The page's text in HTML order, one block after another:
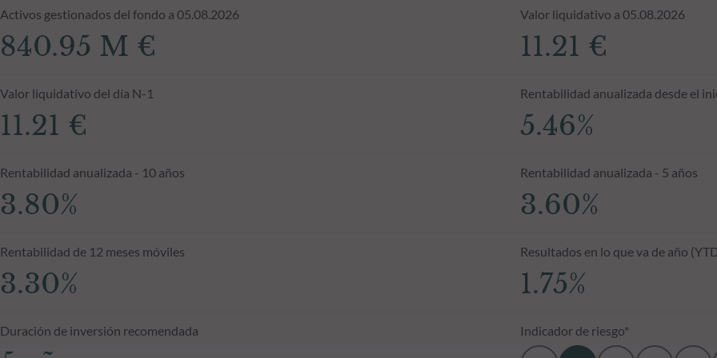
Activos gestionados del fondo a 05.08.2026
840.95 M €
Valor liquidativo a 05.08.2026
11.21 €
Valor liquidativo del día N-1
11.21 €
Rentabilidad anualizada desde el
5.46%
Rentabilidad anualizada - 10 años
3.80%
Rentabilidad anualizada - 5 años
3.60%
Rentabilidad de 12 meses móviles
3.30%
Resultados en lo que va de año
1.75%
Duración de inversión recomendada Indicador de riesgo*